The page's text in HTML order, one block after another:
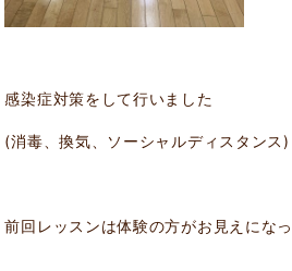
感染症対策をして行いました
(消毒、換気、ソーシャルディスタンス)
前回レッスンは体験の方がお見えにな